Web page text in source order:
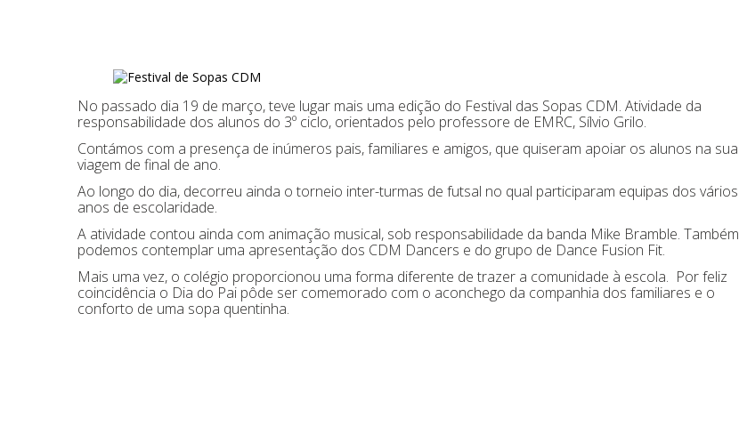
No passado dia 19 de março, teve lugar mais uma edição do Festival das Sopas CDM. Atividade da
responsabilidade dos alunos do 3º ciclo, orientados pelo professore de EMRC, Sílvio Grilo.
Contámos com a presença de inúmeros pais, familiares e amigos, que quiseram apoiar os alunos na sua
viagem de final de ano.
Ao longo do dia, decorreu ainda o torneio inter-turmas de futsal no qual participaram equipas dos vários
anos de escolaridade.
A atividade contou ainda com animação musical, sob responsabilidade da banda Mike Bramble. Também
podemos contemplar uma apresentação dos CDM Dancers e do grupo de Dance Fusion Fit.
Mais uma vez, o colégio proporcionou uma forma diferente de trazer a comunidade à escola. Por feliz
coincidência o Dia do Pai pôde ser comemorado com o aconchego da companhia dos familiares e o
conforto de uma sopa quentinha.